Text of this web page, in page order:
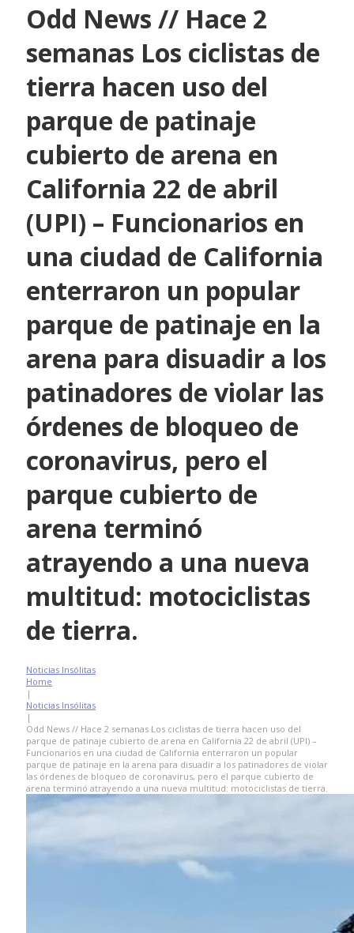
Odd News // Hace 2
semanas Los ciclistas de
tierra hacen uso del
parque de patinaje
cubierto de arena en
California 22 de abril
(UPI) – Funcionarios en
una ciudad de California
enterraron un popular
parque de patinaje en la
arena para disuadir a los
patinadores de violar las
órdenes de bloqueo de
coronavirus, pero el
parque cubierto de
arena terminó
atrayendo a una nueva
multitud: motociclistas
de tierra.
Noticias Insólitas
Home
|
Noticias Insólitas
|
Odd News // Hace 2 semanas Los ciclistas de tierra hacen uso del
parque de patinaje cubierto de arena en California 22 de abril (UPI) –
Funcionarios en una ciudad de California enterraron un popular
parque de patinaje en la arena para disuadir a los patinadores de violar
las órdenes de bloqueo de coronavirus, pero el parque cubierto de
arena terminó atrayendo a una nueva multitud: motociclistas de tierra.